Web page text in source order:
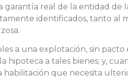
real de la entidad de
identificados, tanto al
a una explotación, sin
hipoteca a tales bienes; y,
habilitación que necesita